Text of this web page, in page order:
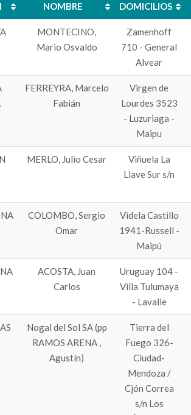
NOMBRE DOMICILIOS
NOMBRE DOMICILIOS
MONTECINO,
Mario Osvaldo
Zamenhoff
710 - General
Alvear
FERREYRA, Marcelo
Fabián
Virgen de
Lourdes 3523
- Luzuriaga -
Maipu
MERLO, Julio Cesar
Viñuela La
Llave Sur s/n
COLOMBO, Sergio
Omar
Videla Castillo
1941-Russell -
Maipú
ACOSTA, Juan
Carlos
Uruguay 104 -
Villa Tulumaya
- Lavalle
Nogal del Sol SA (pp
RAMOS ARENA ,
Agustín)
Tierra del
Fuego 326-
Ciudad-
Mendoza /
Cjón Correa
s/n Los